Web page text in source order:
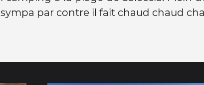
sympa par contre il fait chaud chaud